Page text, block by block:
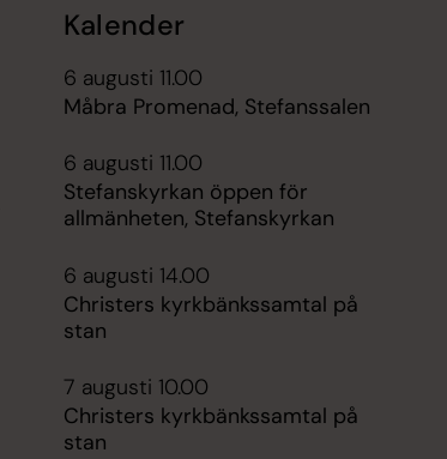
Kalender
6 augusti 11.00
Måbra Promenad, Stefanssalen
6 augusti 11.00
Stefanskyrkan öppen för
allmänheten, Stefanskyrkan
6 augusti 14.00
Christers kyrkbänkssamtal på
stan
7 augusti 10.00
Christers kyrkbänkssamtal på
stan